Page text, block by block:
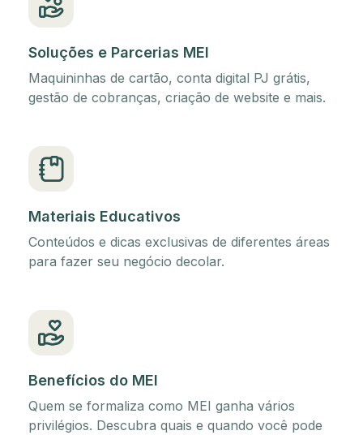
Soluções e Parcerias MEI
Maquininhas de cartão, conta digital PJ grátis,
gestão de cobranças, criação de website e mais.
Materiais Educativos
Conteúdos e dicas exclusivas de diferentes áreas
para fazer seu negócio decolar.
Benefícios do MEI
Quem se formaliza como MEI ganha vários
privilégios. Descubra quais e quando você pode